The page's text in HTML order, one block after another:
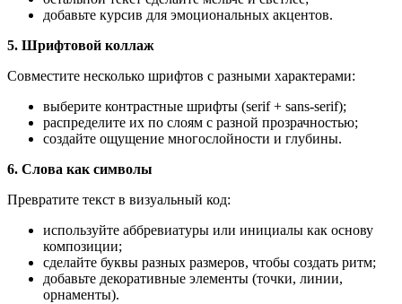
добавьте курсив для эмоциональных акцентов.
5. Шрифтовой коллаж
Совместите несколько шрифтов с разными характерами:
выберите контрастные шрифты (serif + sans‑serif);
распределите их по слоям с разной прозрачностью;
создайте ощущение многослойности и глубины.
6. Слова как символы
Превратите текст в визуальный код:
используйте аббревиатуры или инициалы как основу
композиции;
сделайте буквы разных размеров, чтобы создать ритм;
добавьте декоративные элементы (точки, линии,
орнаменты).